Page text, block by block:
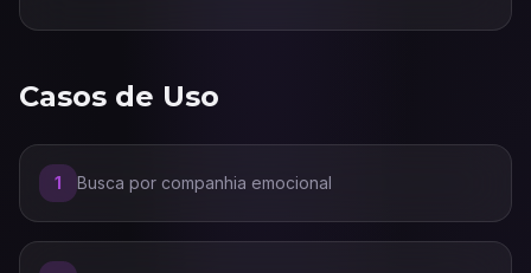
Casos de Uso
1 Busca por companhia emocional